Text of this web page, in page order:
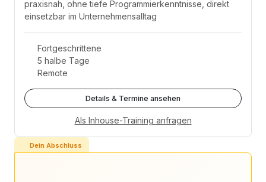
praxisnah, ohne tiefe Programmierkenntnisse, direkt
einsetzbar im Unternehmensalltag
Fortgeschrittene
5 halbe Tage
Remote
Details & Termine ansehen
Als Inhouse-Training anfragen
Dein Abschluss